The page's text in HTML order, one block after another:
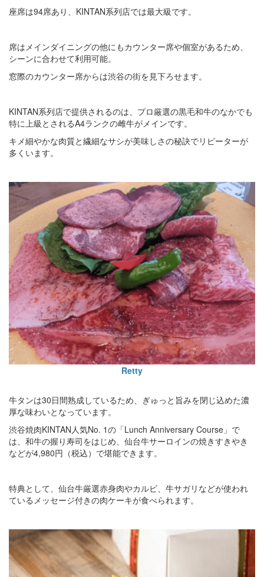
座席は94席あり、KINTAN系列店では最大級です。
席はメインダイニングの他にもカウンター席や個室があるため、
シーンに合わせて利用可能。
窓際のカウンター席からは渋谷の街を見下ろせます。
KINTAN系列店で提供されるのは、プロ厳選の黒毛和牛のなかでも
特に上級とされるA4ランクの雌牛がメインです。
キメ細やかな肉質と繊細なサシが美味しさの秘訣でリピーターが
多くいます。
Retty
牛タンは30日間熟成しているため、ぎゅっと旨みを閉じ込めた濃
厚な味わいとなっています。
渋谷焼肉KINTAN人気No. 1の「Lunch Anniversary Course」で
は、和牛の握り寿司をはじめ、仙台牛サーロインの焼きすきやき
などが4,980円（税込）で堪能できます。
特典として、仙台牛厳選赤身肉やカルビ、牛サガリなどが使われ
ているメッセージ付きの肉ケーキが食べられます。